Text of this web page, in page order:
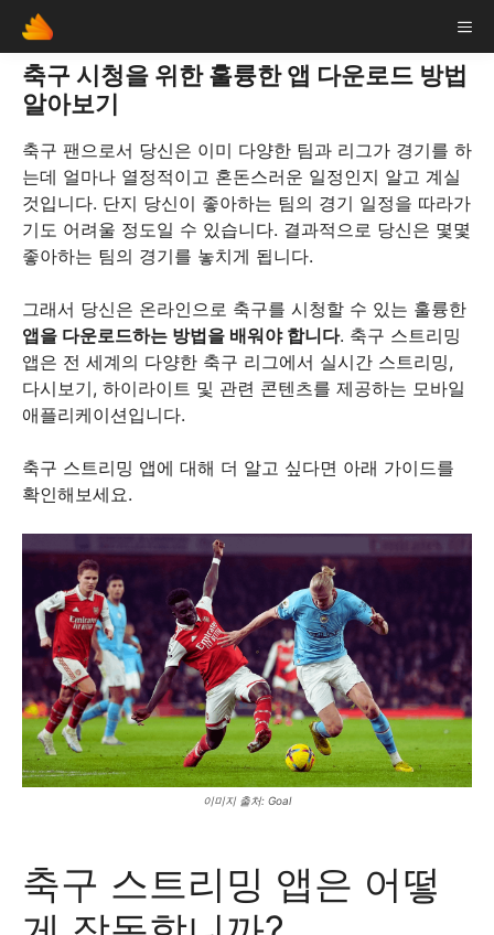
Skip
content
축구 시청을 위한 훌륭한 앱 다운로드 방법
알아보기
축구 팬으로서 당신은 이미 다양한 팀과 리그가 경기를 하
는데 얼마나 열정적이고 혼돈스러운 일정인지 알고 계실
것입니다. 단지 당신이 좋아하는 팀의 경기 일정을 따라가
기도 어려울 정도일 수 있습니다. 결과적으로 당신은 몇몇
좋아하는 팀의 경기를 놓치게 됩니다.
그래서 당신은 온라인으로 축구를 시청할 수 있는 훌륭한
앱을 다운로드하는 방법을 배워야 합니다. 축구 스트리밍
앱은 전 세계의 다양한 축구 리그에서 실시간 스트리밍,
다시보기, 하이라이트 및 관련 콘텐츠를 제공하는 모바일
애플리케이션입니다.
축구 스트리밍 앱에 대해 더 알고 싶다면 아래 가이드를
확인해보세요.
이미지 출처: Goal
축구 스트리밍 앱은 어떻